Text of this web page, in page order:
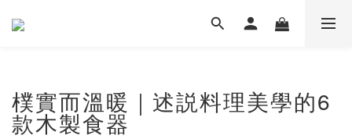
樸實而溫暖｜述説料理美學的6
款木製食器